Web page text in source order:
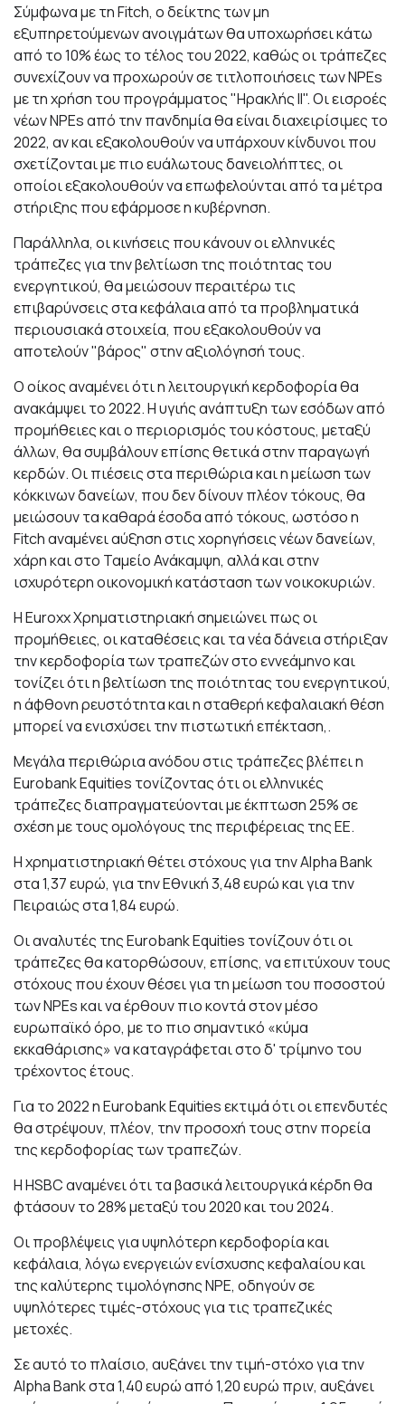
Σύμφωνα με τη Fitch, ο δείκτης των μη
εξυπηρετούμενων ανοιγμάτων θα υποχωρήσει κάτω
από το 10% έως το τέλος του 2022, καθώς οι τράπεζες
συνεχίζουν να προχωρούν σε τιτλοποιήσεις των NPEs
με τη χρήση του προγράμματος "Ηρακλής ΙΙ". Οι εισροές
νέων NPEs από την πανδημία θα είναι διαχειρίσιμες το
2022, αν και εξακολουθούν να υπάρχουν κίνδυνοι που
σχετίζονται με πιο ευάλωτους δανειολήπτες, οι
οποίοι εξακολουθούν να επωφελούνται από τα μέτρα
στήριξης που εφάρμοσε η κυβέρνηση.
Παράλληλα, οι κινήσεις που κάνουν οι ελληνικές
τράπεζες για την βελτίωση της ποιότητας του
ενεργητικού, θα μειώσουν περαιτέρω τις
επιβαρύνσεις στα κεφάλαια από τα προβληματικά
περιουσιακά στοιχεία, που εξακολουθούν να
αποτελούν "βάρος" στην αξιολόγησή τους.
Ο οίκος αναμένει ότι η λειτουργική κερδοφορία θα
ανακάμψει το 2022. Η υγιής ανάπτυξη των εσόδων από
προμήθειες και ο περιορισμός του κόστους, μεταξύ
άλλων, θα συμβάλουν επίσης θετικά στην παραγωγή
κερδών. Οι πιέσεις στα περιθώρια και η μείωση των
κόκκινων δανείων, που δεν δίνουν πλέον τόκους, θα
μειώσουν τα καθαρά έσοδα από τόκους, ωστόσο η
Fitch αναμένει αύξηση στις χορηγήσεις νέων δανείων,
χάρη και στο Ταμείο Ανάκαμψη, αλλά και στην
ισχυρότερη οικονομική κατάσταση των νοικοκυριών.
Η Euroxx Χρηματιστηριακή σημειώνει πως οι
προμήθειες, οι καταθέσεις και τα νέα δάνεια στήριξαν
την κερδοφορία των τραπεζών στο εννεάμηνο και
τονίζει ότι η βελτίωση της ποιότητας του ενεργητικού,
η άφθονη ρευστότητα και η σταθερή κεφαλαιακή θέση
μπορεί να ενισχύσει την πιστωτική επέκταση,.
Μεγάλα περιθώρια ανόδου στις τράπεζες βλέπει η
Eurobank Equities τονίζοντας ότι οι ελληνικές
τράπεζες διαπραγματεύονται με έκπτωση 25% σε
σχέση με τους ομολόγους της περιφέρειας της ΕΕ.
Η χρηματιστηριακή θέτει στόχους για την Αlpha Bank
στα 1,37 ευρώ, για την Εθνική 3,48 ευρώ και για την
Πειραιώς στα 1,84 ευρώ.
Οι αναλυτές της Eurobank Equities τονίζουν ότι οι
τράπεζες θα κατορθώσουν, επίσης, να επιτύχουν τους
στόχους που έχουν θέσει για τη μείωση του ποσοστού
των NPEs και να έρθουν πιο κοντά στον μέσο
ευρωπαϊκό όρο, με το πιο σημαντικό «κύμα
εκκαθάρισης» να καταγράφεται στο δ' τρίμηνο του
τρέχοντος έτους.
Για το 2022 η Eurobank Equities εκτιμά ότι οι επενδυτές
θα στρέψουν, πλέον, την προσοχή τους στην πορεία
της κερδοφορίας των τραπεζών.
Η HSBC αναμένει ότι τα βασικά λειτουργικά κέρδη θα
φτάσουν το 28% μεταξύ του 2020 και του 2024.
Οι προβλέψεις για υψηλότερη κερδοφορία και
κεφάλαια, λόγω ενεργειών ενίσχυσης κεφαλαίου και
της καλύτερης τιμολόγησης NPE, οδηγούν σε
υψηλότερες τιμές-στόχους για τις τραπεζικές
μετοχές.
Σε αυτό το πλαίσιο, αυξάνει την τιμή-στόχο για την
Alpha Bank στα 1,40 ευρώ από 1,20 ευρώ πριν, αυξάνει